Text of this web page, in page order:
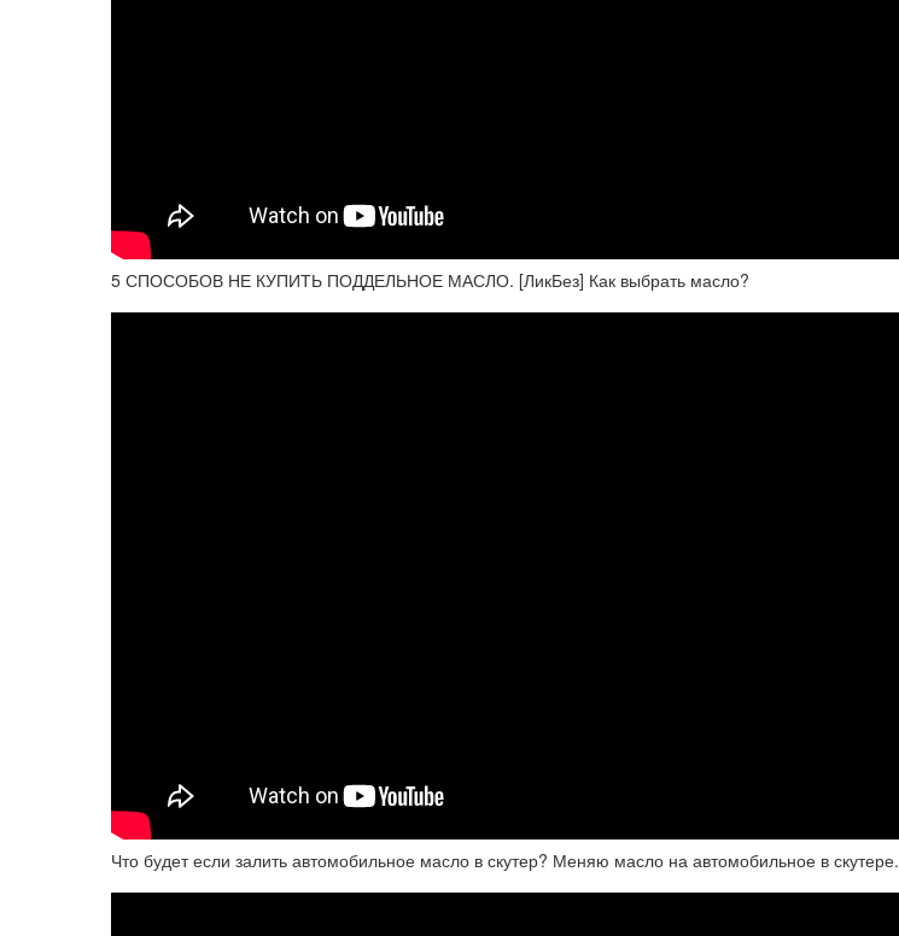
5 СПОСОБОВ НЕ КУПИТЬ ПОДДЕЛЬНОЕ МАСЛО. [ЛикБез] Как выбрать масло?
Что будет если залить автомобильное масло в скутер? Меняю масло на автомобильное в скутере.